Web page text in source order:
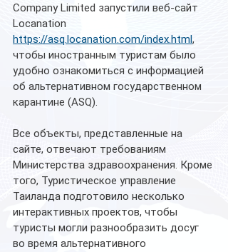
Company Limited запустили веб-сайт
Locanation
https://asq.locanation.com/index.html,
чтобы иностранным туристам было
удобно ознакомиться с информацией
об альтернативном государственном
карантине (ASQ).
Все объекты, представленные на
сайте, отвечают требованиям
Министерства здравоохранения. Кроме
того, Туристическое управление
Таиланда подготовило несколько
интерактивных проектов, чтобы
туристы могли разнообразить досуг
во время альтернативного